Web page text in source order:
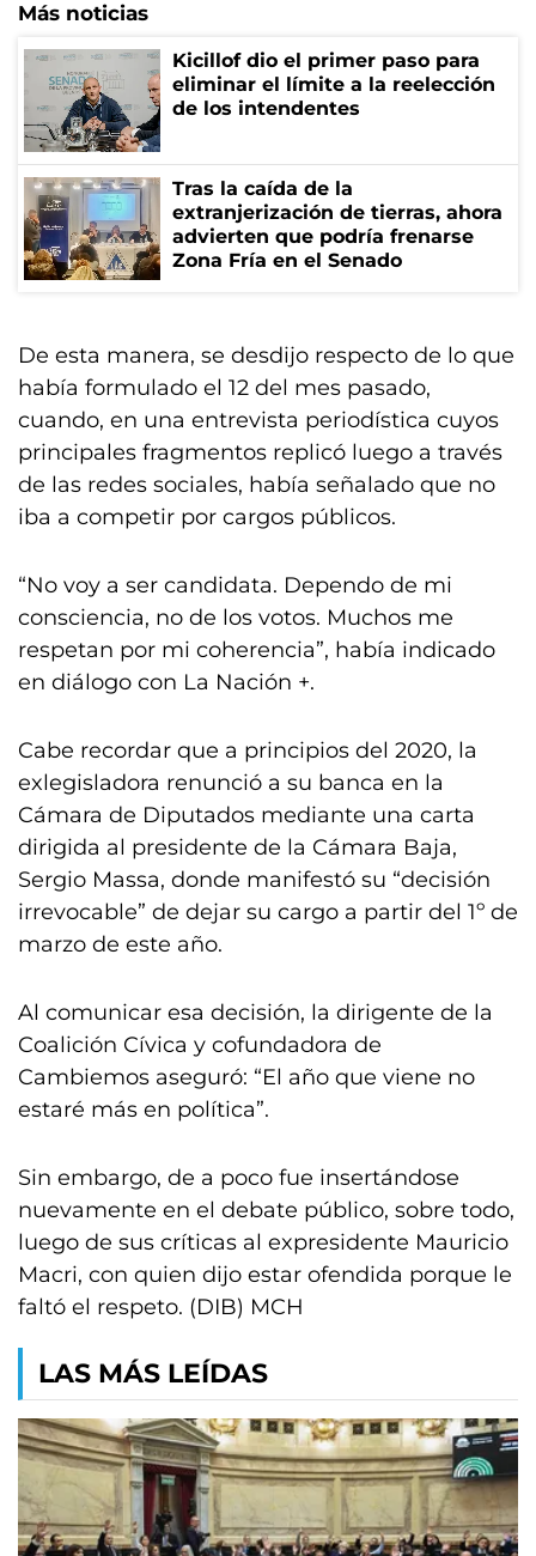
Más noticias
Kicillof dio el primer paso para
eliminar el límite a la reelección
de los intendentes
Tras la caída de la
extranjerización de tierras, ahora
advierten que podría frenarse
Zona Fría en el Senado
De esta manera, se desdijo respecto de lo que
había formulado el 12 del mes pasado,
cuando, en una entrevista periodística cuyos
principales fragmentos replicó luego a través
de las redes sociales, había señalado que no
iba a competir por cargos públicos.
“No voy a ser candidata. Dependo de mi
consciencia, no de los votos. Muchos me
respetan por mi coherencia”, había indicado
en diálogo con La Nación +.
Cabe recordar que a principios del 2020, la
exlegisladora renunció a su banca en la
Cámara de Diputados mediante una carta
dirigida al presidente de la Cámara Baja,
Sergio Massa, donde manifestó su “decisión
irrevocable” de dejar su cargo a partir del 1º de
marzo de este año.
Al comunicar esa decisión, la dirigente de la
Coalición Cívica y cofundadora de
Cambiemos aseguró: “El año que viene no
estaré más en política”.
Sin embargo, de a poco fue insertándose
nuevamente en el debate público, sobre todo,
luego de sus críticas al expresidente Mauricio
Macri, con quien dijo estar ofendida porque le
faltó el respeto. (DIB) MCH
LAS MÁS LEÍDAS